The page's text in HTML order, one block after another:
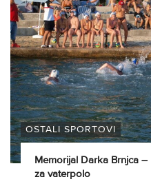
OSTALI SPORTOVI
Memorijal Darka Brnjca
za vaterpolo